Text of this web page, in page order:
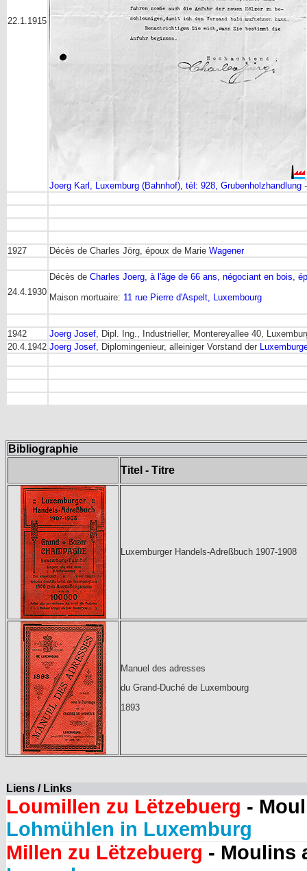
22.1.1915
Joerg Karl, Luxemburg (Bahnhof), tél: 928, Grubenholzhandlung
1927 Décès de Charles Jörg, époux de Marie Wagener
24.4.1930
Décès de Charles Joerg, à l'âge de 66 ans, négociant en bois,
Maison mortuaire: 11 rue Pierre d'Aspelt, Luxembourg
1942 Joerg Josef, Dipl. Ing., Industrieller, Montereyallee 40,
20.4.1942 Joerg Josef, Diplomingenieur, alleiniger Vorstand der
Bibliographie
Titel - Titre
Luxemburger Handels-Adreßbuch 1907-1908
Manuel des adresses
du Grand-Duché de Luxembourg
1893
Liens / Links
Loumillen zu Lëtzebuerg -
Lohmühlen in Luxemburg
Millen zu Lëtzebuerg - Moulins